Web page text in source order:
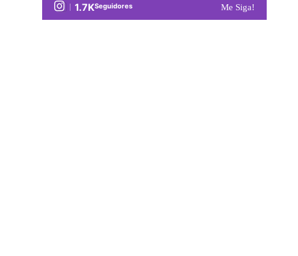
1.7KSeguidores Me Siga!